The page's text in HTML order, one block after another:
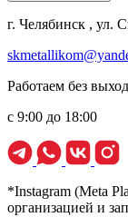
г. Челябинск , ул.
Работаем без
с 9:00 до 18:00
*Instagram (Meta
организацией и